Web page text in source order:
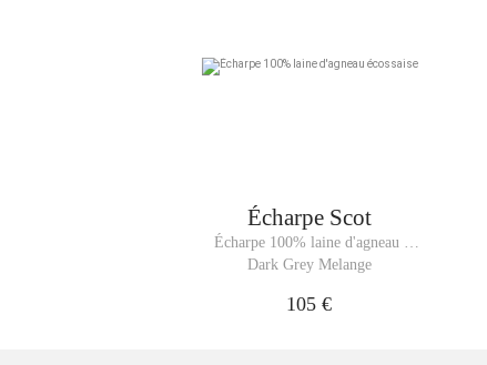
Écharpe Scot
Écharpe 100% laine d'agneau
écossaise
Dark Grey Melange
105 €